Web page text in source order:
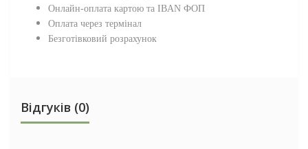
Онлайн-оплата картою та IBAN ФОП
Оплата через термінал
Безготівковий розрахунок
Відгуків (0)